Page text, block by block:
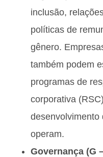
inclusão,
políticas de
gênero.
também podem
programas de
corporativa
desenvolvimento
operam.
Governança (G